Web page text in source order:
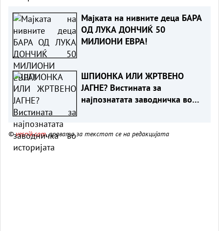
Мајката на нивните деца БАРА
ОД ЛУКА ДОНЧИЌ 50
МИЛИОНИ ЕВРА!
ШПИОНКА ИЛИ ЖРТВЕНО
ЈАГНЕ? Вистината за
најпознатата заводничка во
©vesnik.com, правата за текстот се на редакцијата